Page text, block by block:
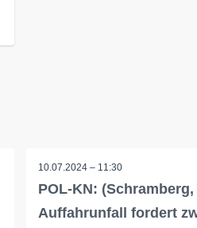
10.07.2024 – 11:30
POL-KN:
Auffahrunfall fordert